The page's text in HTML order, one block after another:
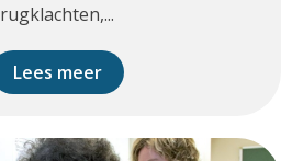
rugklachten,...
Lees meer